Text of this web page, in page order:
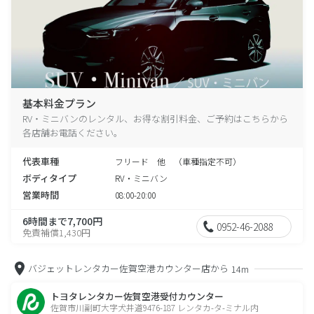
基本料金プラン
RV・ミニバンのレンタル、お得な割引料金、ご予約はこちらから
各店舗お電話ください。
代表車種 フリード 他 （車種指定不可）
ボディタイプ RV・ミニバン
営業時間 08:00-20:00
6時間まで7,700円
免責補償1,430円 0952-46-2088
バジェットレンタカー佐賀空港カウンター店から 14m
トヨタレンタカー佐賀空港受付カウンター
佐賀市川副町大字犬井道9476-187 レンタカ-タ-ミナル内